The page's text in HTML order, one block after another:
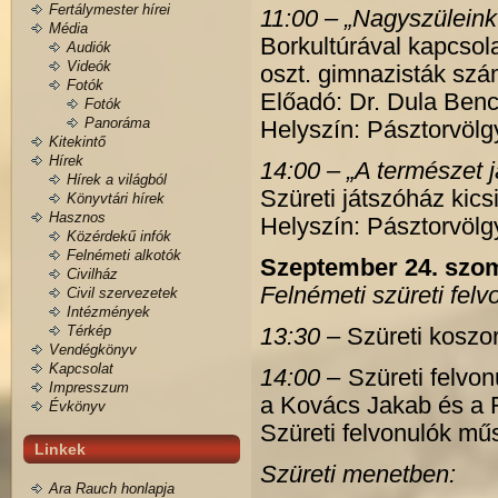
Fertálymester hírei
Média
Audiók
Videók
Fotók
Fotók
Panoráma
Kitekintő
Hírek
Hírek a világból
Könyvtári hírek
Hasznos
Közérdekű infók
Felnémeti alkotók
Civilház
Civil szervezetek
Intézmények
Térkép
Vendégkönyv
Kapcsolat
Impresszum
Évkönyv
Linkek
Ara Rauch honlapja
11:00 –
Borkultúrával
oszt. gimnazisták
Előadó: Dr. Dula
Helyszín:
14:00 – „A természet
Szüreti játszóház
Helyszín:
Szeptember 24.
Felnémeti szüreti
13:30 – Szüreti
14:00 – Szüreti
a Kovács Jakab és a
Szüreti felvonulók
Szüreti menetben: